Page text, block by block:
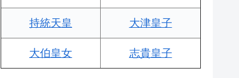
持統天皇 大津皇子
大伯皇女 志貴皇子